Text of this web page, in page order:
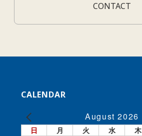
CONTACT
CALENDAR
August 2026
日 月 火 水 木